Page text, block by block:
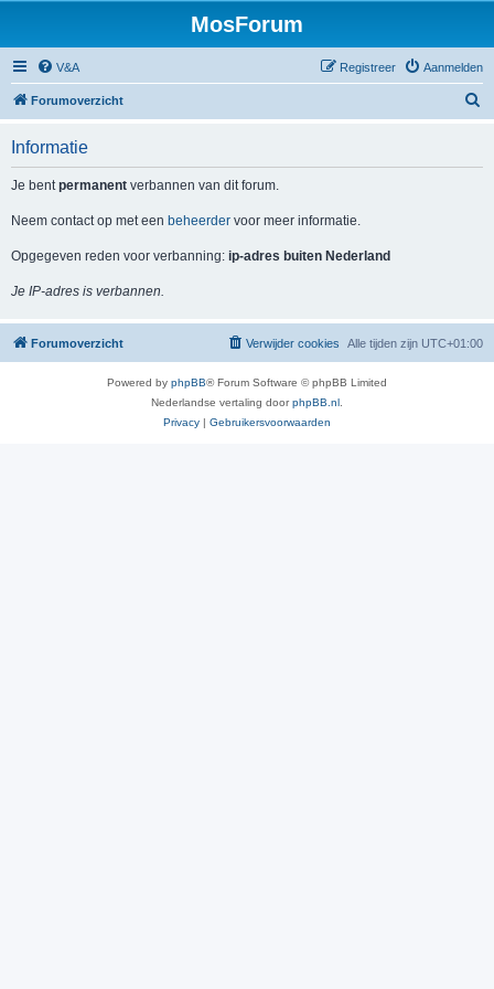
MosForum
V&A Aanmelden
Registreer
Forumoverzicht
Informatie
Je bentpermanent verbannen van dit forum.
Neem contact op met een beheerder voor meer informatie.
Opgegeven reden voor verbanning: ip-adres buiten Nederland
Je IP-adres is verbannen.
Forumoverzicht Alle tijden zijn UTC+01:00
Verwijder cookies
Powered by phpBB® Forum Software © phpBB Limited
Nederlandse vertaling doorphpBB.nl
Privacy | Gebruikersvoorwaarden